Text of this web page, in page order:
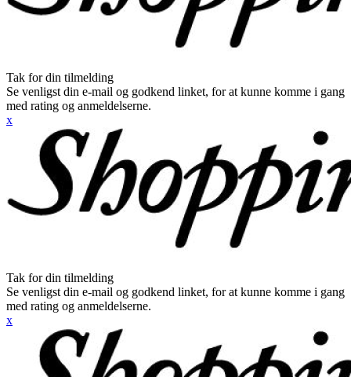
Tak for din tilmelding
Se venligst din e-mail og godkend linket, for at kunne komme i gang
med rating og anmeldelserne.
x
Tak for din tilmelding
Se venligst din e-mail og godkend linket, for at kunne komme i gang
med rating og anmeldelserne.
x